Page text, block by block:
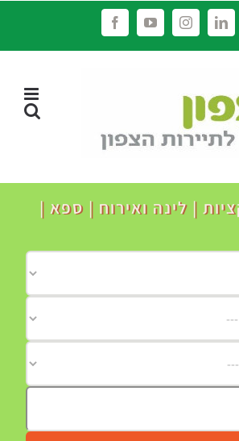
LinkedIn
Instagram
YouTube
Facebook
| לינה ואירוח | ספא |